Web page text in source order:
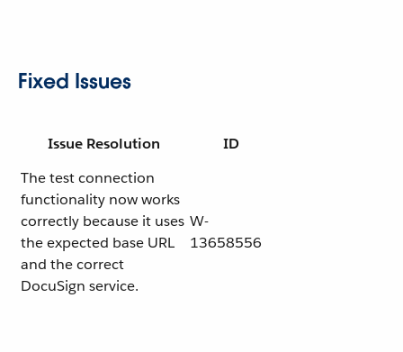
Fixed Issues
Issue Resolution
ID
The test connection
functionality now works
correctly because it uses
the expected base URL
and the correct
DocuSign service.
W-
13658556